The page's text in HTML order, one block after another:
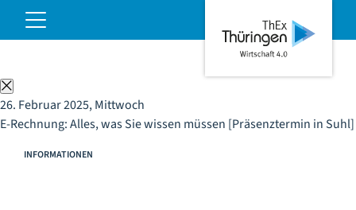
Wirtschaft
Hauptnavigation
E-Rechnung: Alles, was Sie wissen müssen
[Präsenztermin in Suhl]
Schließen
26. Februar 2025, Mittwoch
E-Rechnung: Alles, was Sie wissen müssen [Präsenztermin in Suhl]
INFORMATIONEN